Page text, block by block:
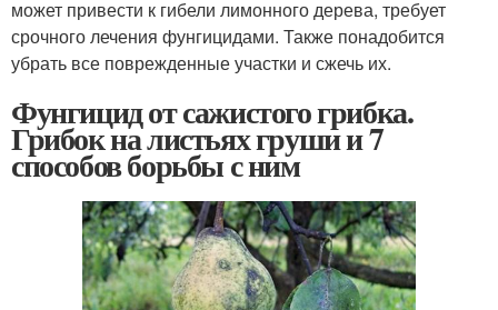
может привести к гибели лимонного дерева, требует
срочного лечения фунгицидами. Также понадобится
убрать все поврежденные участки и сжечь их.
Фунгицид от сажистого грибка.
Грибок на листьях груши и 7
способов борьбы с ним